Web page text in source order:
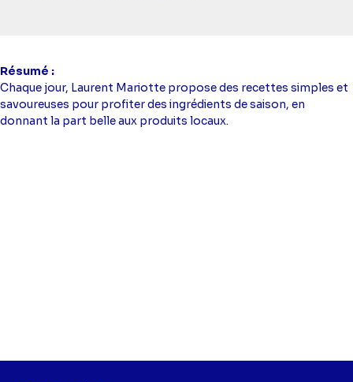
Résumé
Chaque jour, Laurent Mariotte propose des recettes simples et
savoureuses pour profiter des ingrédients de saison, en
donnant la part belle aux produits locaux.